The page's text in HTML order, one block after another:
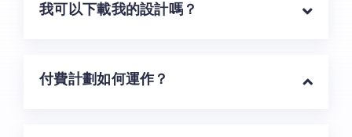
我可以下載我的設計嗎？
付費計劃如何運作？